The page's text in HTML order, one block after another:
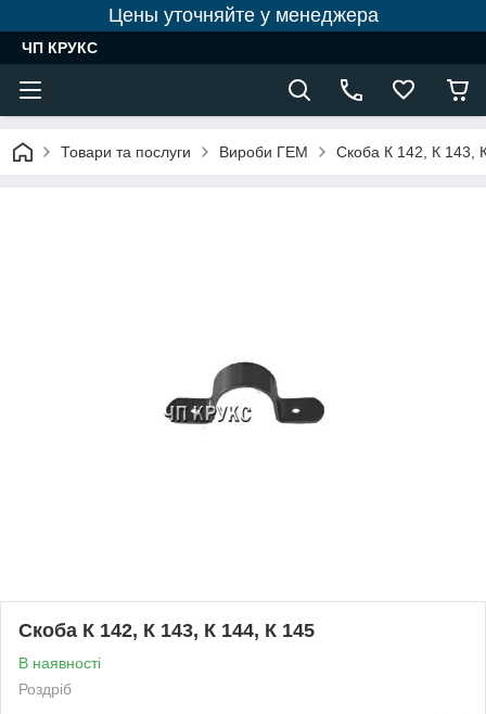
Цены уточняйте у менеджера
ЧП КРУКС
Товари та послуги Вироби ГЕМ Скоба К 142, К 143,
Скоба К 142, К 143, К 144, К 145
В наявності
Роздріб